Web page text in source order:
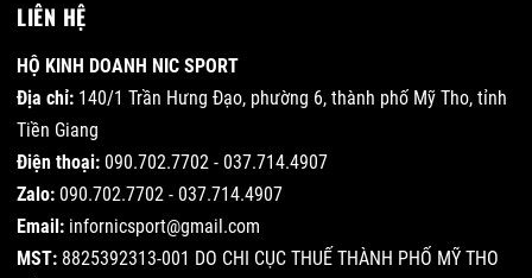
LIÊN HỆ
HỘ KINH DOANH NIC SPORT
Địa chỉ: 140/1 Trần Hưng Đạo, phường 6, thành phố Mỹ Tho, tỉnh
Tiền Giang
Điện thoại: 090.702.7702 - 037.714.4907
Zalo: 090.702.7702 - 037.714.4907
Email: infornicsport@gmail.com
MST: 8825392313-001 DO CHI CỤC THUẾ THÀNH PHỐ MỸ THO